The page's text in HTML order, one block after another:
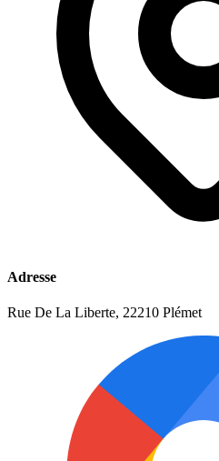
Adresse
Rue De La Liberte, 22210 Plémet